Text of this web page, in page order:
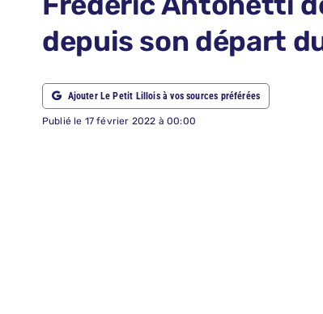
ABONNEMENTS
depuis son départ
Ajouter Le Petit Lillois à vos sources préférées
Publié le 17 février 2022 à 00:00